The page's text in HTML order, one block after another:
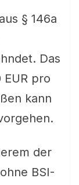
§ 146a
Das
pro
kann
der
BSI-